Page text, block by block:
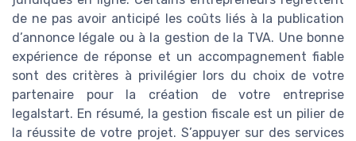
de ne pas avoir anticipé les coûts liés à la publication
d’annonce légale ou à la gestion de la TVA. Une bonne
expérience de réponse et un accompagnement fiable
sont des critères à privilégier lors du choix de votre
partenaire pour la création de votre entreprise
legalstart. En résumé, la gestion fiscale est un pilier de
la réussite de votre projet. S’appuyer sur des services